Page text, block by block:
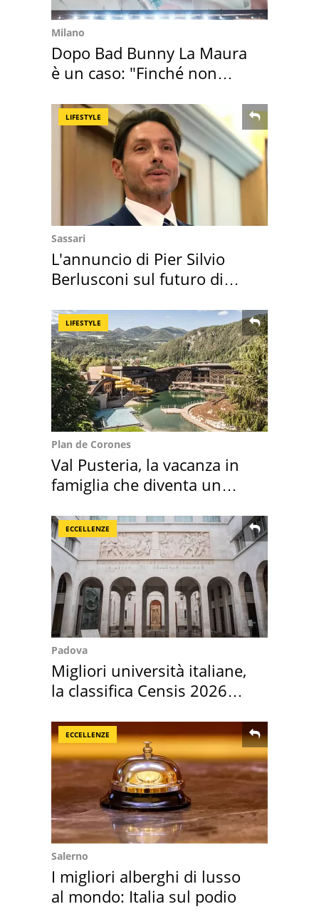
Milano
Dopo Bad Bunny La Maura
è un caso: "Finché non
LIFESTYLE
Sassari
L'annuncio di Pier Silvio
Berlusconi sul futuro di
LIFESTYLE
Plan de Corones
Val Pusteria, la vacanza in
famiglia che diventa un
ECCELLENZE
Padova
Migliori università italiane,
la classifica Censis 2026
ECCELLENZE
Salerno
I migliori alberghi di lusso
al mondo: Italia sul podio